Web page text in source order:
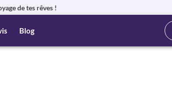
de tes rêves !
Blog